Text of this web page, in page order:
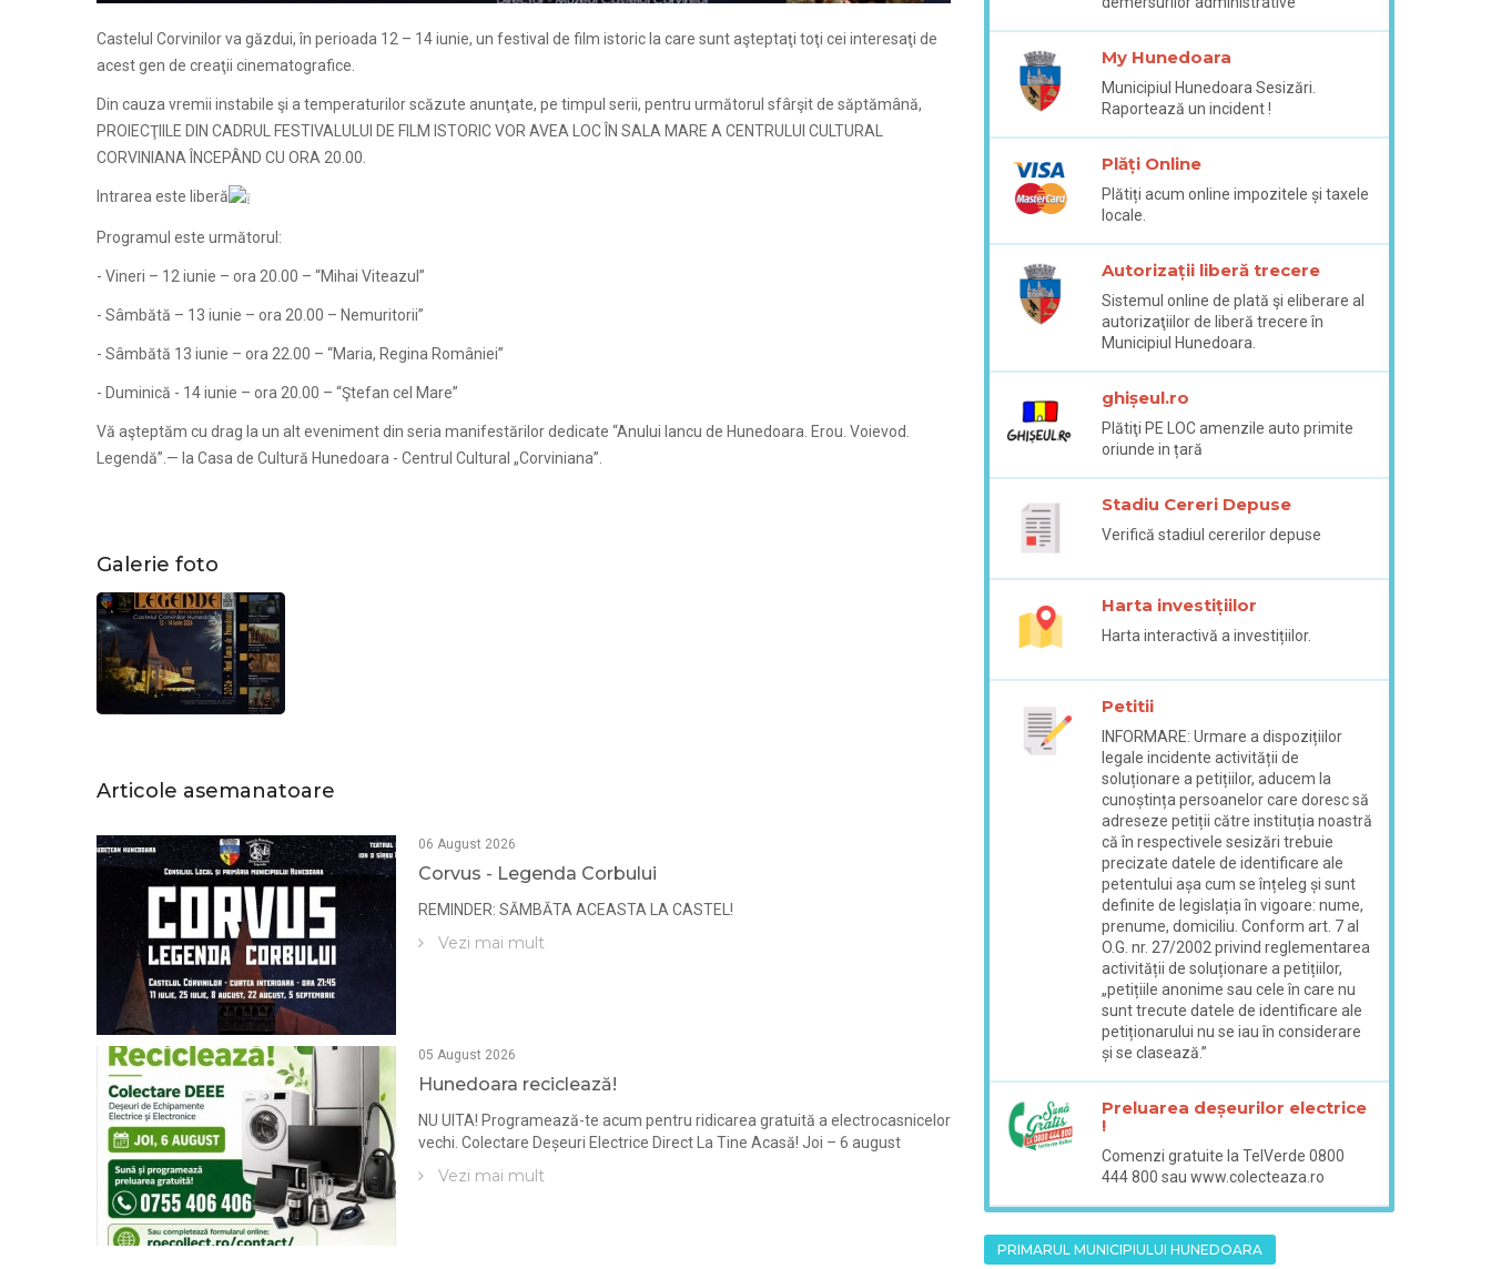
Castelul Corvinilor va găzdui, în perioada 12 – 14 iunie, un festival de film istoric la care sunt aşteptaţi toţi cei interesaţi de
acest gen de creaţii cinematografice.
Din cauza vremii instabile şi a temperaturilor scăzute anunţate, pe timpul serii, pentru următorul sfârşit de săptămână,
PROIECŢIILE DIN CADRUL FESTIVALULUI DE FILM ISTORIC VOR AVEA LOC ÎN SALA MARE A CENTRULUI CULTURAL
CORVINIANA ÎNCEPÂND CU ORA 20.00.
Intrarea este liberă
Programul este următorul:
- Vineri – 12 iunie – ora 20.00 – “Mihai Viteazul”
- Sâmbătă – 13 iunie – ora 20.00 – Nemuritorii”
- Sâmbătă 13 iunie – ora 22.00 – “Maria, Regina României”
- Duminică - 14 iunie – ora 20.00 – “Ştefan cel Mare”
Vă aşteptăm cu drag la un alt eveniment din seria manifestărilor dedicate “Anului Iancu de Hunedoara. Erou. Voievod.
Legendă”.— la Casa de Cultură Hunedoara - Centrul Cultural „Corviniana”.
Galerie foto
Articole asemanatoare
06 August 2026
Corvus - Legenda Corbului
REMINDER: SĂMBĂTA ACEASTA LA CASTEL!
Vezi mai mult
05 August 2026
Hunedoara reciclează!
NU UITA! Programează-te acum pentru ridicarea gratuită a electrocasnicelor
vechi. Colectare Deșeuri Electrice Direct La Tine Acasă! Joi – 6 august
Vezi mai mult
My Hunedoara
Municipiul Hunedoara Sesizări.
Raportează un incident !
Plăți Online
Plătiți acum online impozitele și taxele
locale.
Autorizații liberă trecere
Sistemul online de plată şi eliberare al
autorizaţiilor de liberă trecere în
Municipiul Hunedoara.
ghișeul.ro
Plătiţi PE LOC amenzile auto primite
oriunde in țară
Stadiu Cereri Depuse
Verifică stadiul cererilor depuse
Harta investițiilor
Harta interactivă a investițiilor.
Petitii
INFORMARE: Urmare a dispozițiilor
legale incidente activității de
soluționare a petițiilor, aducem la
cunoștința persoanelor care doresc să
adreseze petiții către instituția noastră
că în respectivele sesizări trebuie
precizate datele de identificare ale
petentului așa cum se înțeleg și sunt
definite de legislația în vigoare: nume,
prenume, domiciliu. Conform art. 7 al
O.G. nr. 27/2002 privind reglementarea
activității de soluționare a petițiilor,
„petițiile anonime sau cele în care nu
sunt trecute datele de identificare ale
petiționarului nu se iau în considerare
și se clasează.”
Preluarea deșeurilor electrice
!
Comenzi gratuite la TelVerde 0800
444 800 sau www.colecteaza.ro
PRIMARUL MUNICIPIULUI HUNEDOARA